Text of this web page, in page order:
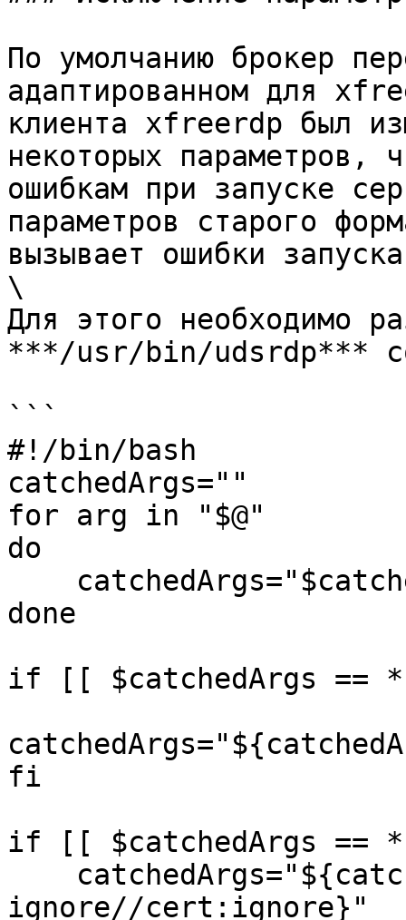
По умолчанию брокер
адаптированном для
клиента xfreerdp был
некоторых параметров,
ошибкам при запуске
параметров старого
вызывает ошибки
\
Для этого необходимо
***/usr/bin/udsrdp*** со
```
#!/bin/bash
catchedArgs=""
for arg in "$@"
do
done
if [[ $catchedArgs ==
fi
if [[ $catchedArgs
ignore//cert:ignore}"